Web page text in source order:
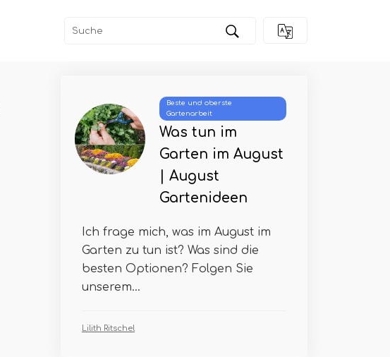
Beste und oberste
Gartenarbeit
Was tun im
Garten im August
| August
Gartenideen
Ich frage mich, was im August im
Garten zu tun ist? Was sind die
besten Optionen? Folgen Sie
unserem...
Lilith Ritschel